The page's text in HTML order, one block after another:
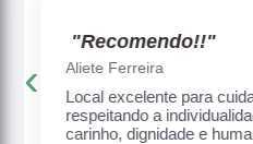
"Recomendo!!"
Aliete Ferreira
Local excelente para
respeitando a
carinho, dignidade e
‹